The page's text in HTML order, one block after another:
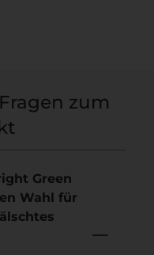
zum
Green
Wahl für